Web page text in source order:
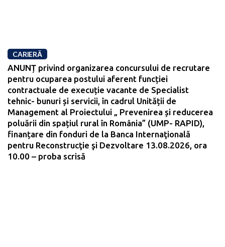
CARIERĂ
ANUNȚ privind organizarea concursului de recrutare
pentru ocuparea postului aferent funcției
contractuale de execuție vacante de Specialist
tehnic- bunuri și servicii, în cadrul Unității de
Management al Proiectului „ Prevenirea și reducerea
poluării din spațiul rural în România” (UMP- RAPID),
finanțare din fonduri de la Banca Internaţională
pentru Reconstrucţie şi Dezvoltare 13.08.2026, ora
10.00 – proba scrisă